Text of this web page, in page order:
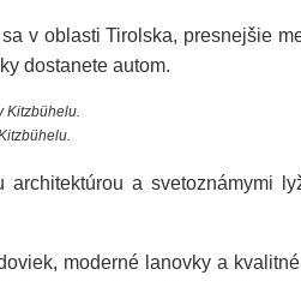
v oblasti Tirolska, presnejšie
dostanete autom.
a svetoznámymi
moderné lanovky a